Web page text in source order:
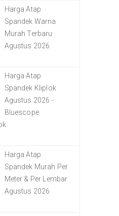
Harga Atap
Spandek Warna
Murah Terbaru
Agustus 2026
Harga Atap
Spandek Kliplok
Agustus 2026 -
Bluescope
Harga Atap
Spandek Murah Per
Meter & Per Lembar
Agustus 2026